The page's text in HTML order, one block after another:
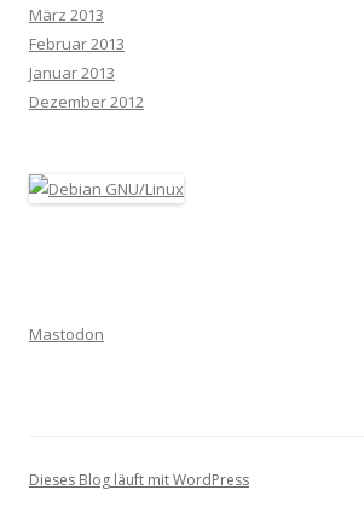
März 2013
Februar 2013
Januar 2013
Dezember 2012
Mastodon
Dieses Blog läuft mit WordPress